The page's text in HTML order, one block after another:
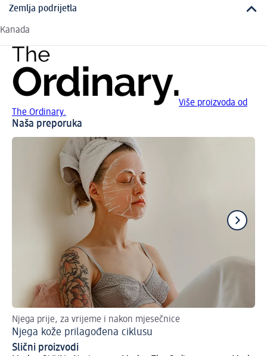
Zemlja podrijetla
Kanada
Više proizvoda od
The Ordinary.
Naša preporuka
Njega prije, za vrijeme i nakon mjesečnice
Njega kože prilagođena ciklusu
Slični proizvodi